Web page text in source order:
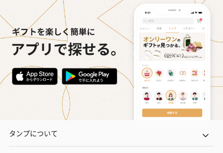
タンプについて